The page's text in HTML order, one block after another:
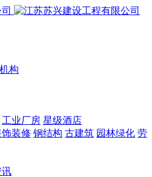
构
工业厂房 星级酒店
装修 钢结构 古建筑 园林绿化 劳
讯